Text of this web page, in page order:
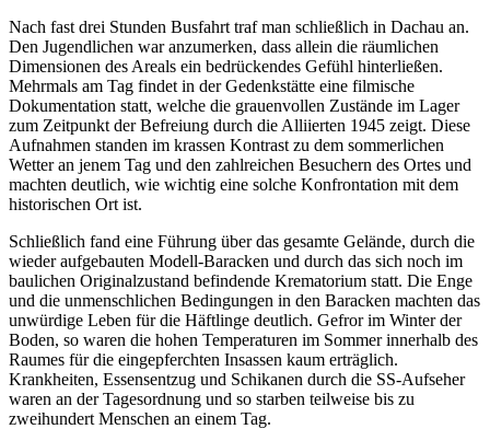
Nach fast drei Stunden Busfahrt traf man schließlich in Dachau an.
Den Jugendlichen war anzumerken, dass allein die räumlichen
Dimensionen des Areals ein bedrückendes Gefühl hinterließen.
Mehrmals am Tag findet in der Gedenkstätte eine filmische
Dokumentation statt, welche die grauenvollen Zustände im Lager
zum Zeitpunkt der Befreiung durch die Alliierten 1945 zeigt. Diese
Aufnahmen standen im krassen Kontrast zu dem sommerlichen
Wetter an jenem Tag und den zahlreichen Besuchern des Ortes und
machten deutlich, wie wichtig eine solche Konfrontation mit dem
historischen Ort ist.
Schließlich fand eine Führung über das gesamte Gelände, durch die
wieder aufgebauten Modell-Baracken und durch das sich noch im
baulichen Originalzustand befindende Krematorium statt. Die Enge
und die unmenschlichen Bedingungen in den Baracken machten das
unwürdige Leben für die Häftlinge deutlich. Gefror im Winter der
Boden, so waren die hohen Temperaturen im Sommer innerhalb des
Raumes für die eingepferchten Insassen kaum erträglich.
Krankheiten, Essensentzug und Schikanen durch die SS-Aufseher
waren an der Tagesordnung und so starben teilweise bis zu
zweihundert Menschen an einem Tag.